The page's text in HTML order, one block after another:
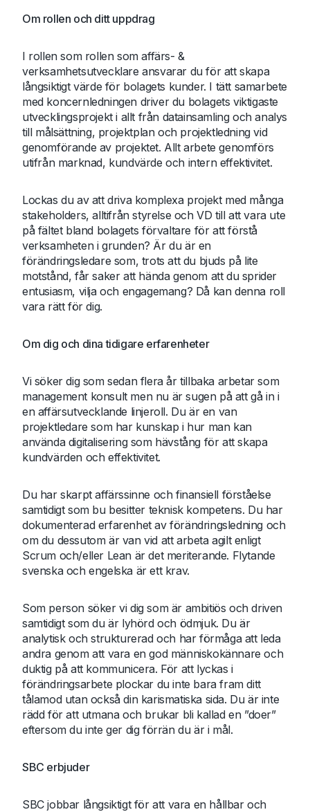
Om rollen och ditt uppdrag
I rollen som rollen som affärs- &
verksamhetsutvecklare ansvarar du för att skapa
långsiktigt värde för bolagets kunder. I tätt samarbete
med koncernledningen driver du bolagets viktigaste
utvecklingsprojekt i allt från datainsamling och analys
till målsättning, projektplan och projektledning vid
genomförande av projektet. Allt arbete genomförs
utifrån marknad, kundvärde och intern effektivitet.
Lockas du av att driva komplexa projekt med många
stakeholders, alltifrån styrelse och VD till att vara ute
på fältet bland bolagets förvaltare för att förstå
verksamheten i grunden? Är du är en
förändringsledare som, trots att du bjuds på lite
motstånd, får saker att hända genom att du sprider
entusiasm, vilja och engagemang? Då kan denna roll
vara rätt för dig.
Om dig och dina tidigare erfarenheter
Vi söker dig som sedan flera år tillbaka arbetar som
management konsult men nu är sugen på att gå in i
en affärsutvecklande linjeroll. Du är en van
projektledare som har kunskap i hur man kan
använda digitalisering som hävstång för att skapa
kundvärden och effektivitet.
Du har skarpt affärssinne och finansiell förståelse
samtidigt som bu besitter teknisk kompetens. Du har
dokumenterad erfarenhet av förändringsledning och
om du dessutom är van vid att arbeta agilt enligt
Scrum och/eller Lean är det meriterande. Flytande
svenska och engelska är ett krav.
Som person söker vi dig som är ambitiös och driven
samtidigt som du är lyhörd och ödmjuk. Du är
analytisk och strukturerad och har förmåga att leda
andra genom att vara en god människokännare och
duktig på att kommunicera. För att lyckas i
förändringsarbete plockar du inte bara fram ditt
tålamod utan också din karismatiska sida. Du är inte
rädd för att utmana och brukar bli kallad en ”doer”
eftersom du inte ger dig förrän du är i mål.
SBC erbjuder
SBC jobbar långsiktigt för att vara en hållbar och